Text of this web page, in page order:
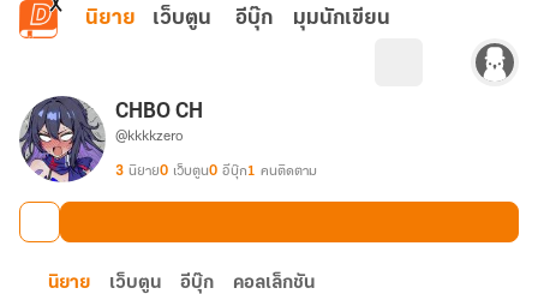
ข้ามไปยังเนื้อหาหลัก
นิยาย เว็บตูน อีบุ๊ก มุมนักเขียน
CHBO CH
@kkkkzero
3 นิยาย0 เว็บตูน0 อีบุ๊ก1 คนติดตาม
นิยาย เว็บตูน อีบุ๊ก คอลเล็กชัน